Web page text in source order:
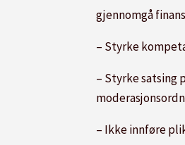
gjennomgå
– Styrke
– Styrke satsing
– Ikke innføre